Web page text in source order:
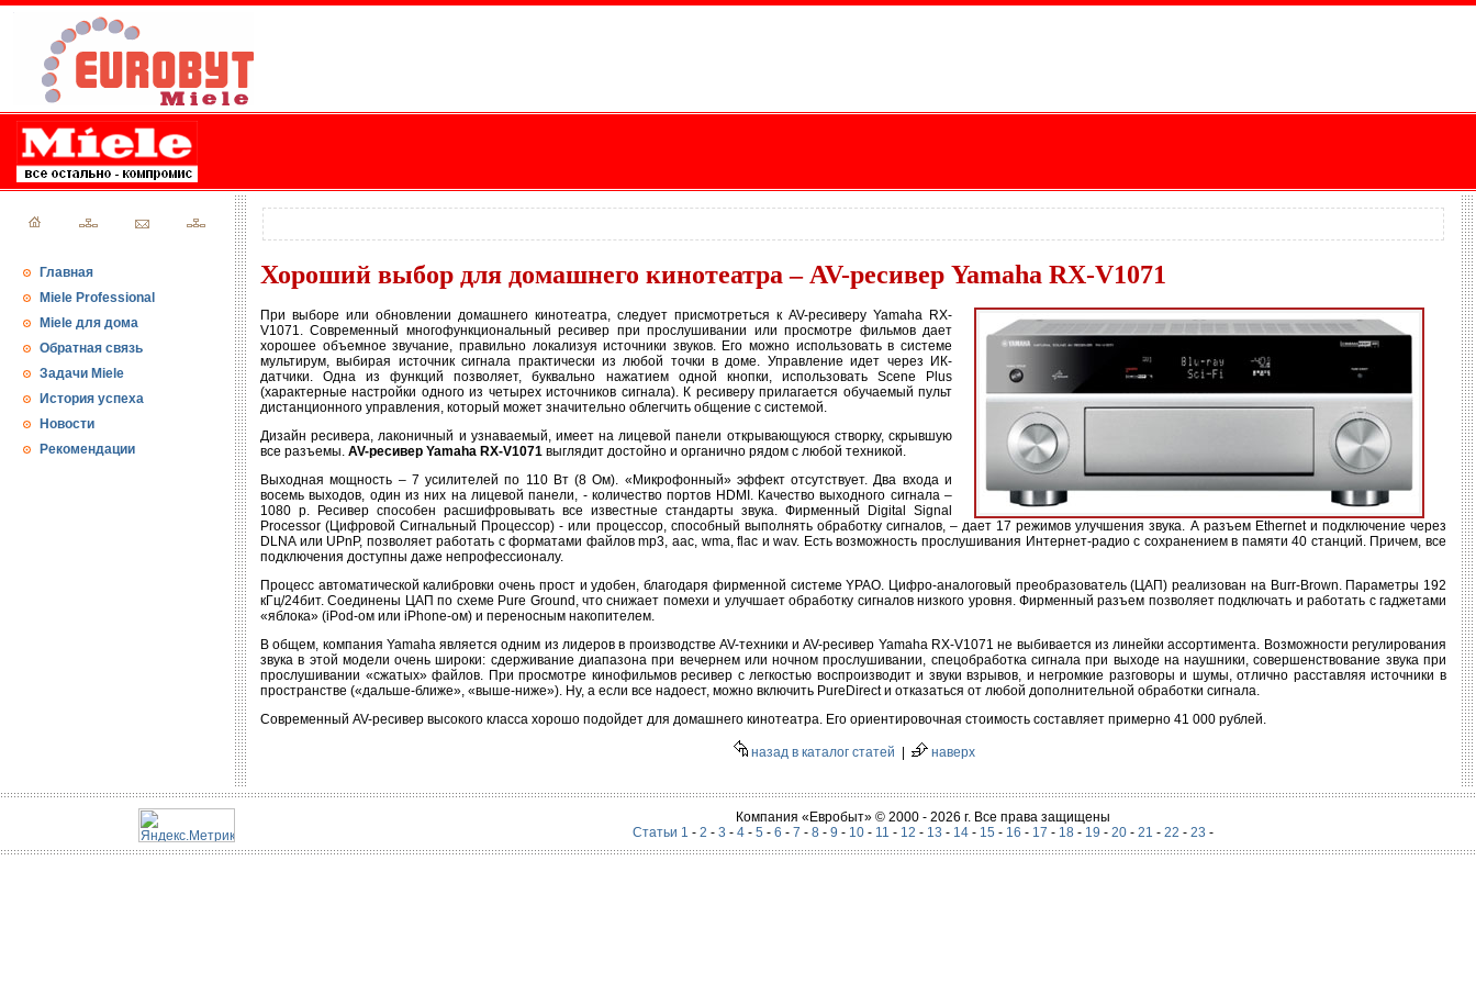
Главная
Miele Professional
Miele для дома
Обратная связь
Задачи Miele
История успеха
Новости
Рекомендации
Хороший выбор для домашнего кинотеатра – AV-ресивер Yamaha RX-V1071
При выборе или обновлении домашнего кинотеатра, следует присмотреться к AV-ресиверу Yamaha RX-
V1071. Современный многофункциональный ресивер при прослушивании или просмотре фильмов дает
хорошее объемное звучание, правильно локализуя источники звуков. Его можно использовать в системе
мультирум, выбирая источник сигнала практически из любой точки в доме. Управление идет через ИК-
датчики. Одна из функций позволяет, буквально нажатием одной кнопки, использовать Scene Plus
(характерные настройки одного из четырех источников сигнала). К ресиверу прилагается обучаемый пульт
дистанционного управления, который может значительно облегчить общение с системой.
Дизайн ресивера, лаконичный и узнаваемый, имеет на лицевой панели открывающуюся створку, скрывшую
все разъемы. AV-ресивер Yamaha RX-V1071 выглядит достойно и органично рядом с любой техникой.
Выходная мощность – 7 усилителей по 110 Вт (8 Ом). «Микрофонный» эффект отсутствует. Два входа и
восемь выходов, один из них на лицевой панели, - количество портов HDMI. Качество выходного сигнала –
1080 р. Ресивер способен расшифровывать все известные стандарты звука. Фирменный Digital Signal
Processor (Цифровой Сигнальный Процессор) - или процессор, способный выполнять обработку сигналов, – дает 17 режимов улучшения звука. А разъем Ethernet и подключение через
DLNA или UPnP, позволяет работать с форматами файлов mp3, aac, wma, flac и wav. Есть возможность прослушивания Интернет-радио с сохранением в памяти 40 станций. Причем, все
подключения доступны даже непрофессионалу.
Процесс автоматической калибровки очень прост и удобен, благодаря фирменной системе YPAO. Цифро-аналоговый преобразователь (ЦАП) реализован на Burr-Brown. Параметры 192
кГц/24бит. Соединены ЦАП по схеме Pure Ground, что снижает помехи и улучшает обработку сигналов низкого уровня. Фирменный разъем позволяет подключать и работать с гаджетами
«яблока» (iPod-ом или iPhone-ом) и переносным накопителем.
В общем, компания Yamaha является одним из лидеров в производстве AV-техники и AV-ресивер Yamaha RX-V1071 не выбивается из линейки ассортимента. Возможности регулирования
звука в этой модели очень широки: сдерживание диапазона при вечернем или ночном прослушивании, спецобработка сигнала при выходе на наушники, совершенствование звука при
прослушивании «сжатых» файлов. При просмотре кинофильмов ресивер с легкостью воспроизводит и звуки взрывов, и негромкие разговоры и шумы, отлично расставляя источники в
пространстве («дальше-ближе», «выше-ниже»). Ну, а если все надоест, можно включить PureDirect и отказаться от любой дополнительной обработки сигнала.
Современный AV-ресивер высокого класса хорошо подойдет для домашнего кинотеатра. Его ориентировочная стоимость составляет примерно 41 000 рублей.
назад в каталог статей наверх
Компания «Евробыт» © 2000 - 2026 г. Все права защищены
Статьи 1 - 2 - 3 - 4- 5 - 6 - 7 - 8- 9 - 10- 11 - 12 - 13 - 14- 15 - 16 - 17 - 18- 19 - 20- 21 - 22 - 23 -